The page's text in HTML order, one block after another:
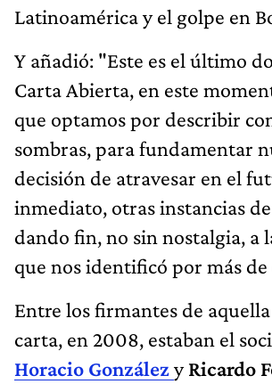
Latinoamérica y el golpe en
Y añadió: "Este es el último
Carta Abierta, en este
que optamos por describir
sombras, para fundamentar
decisión de atravesar en el
inmediato, otras instancias
dando fin, no sin nostalgia, a
que nos identificó por más
Entre los firmantes de
carta, en 2008, estaban el
Horacio GonzálezyRicardo